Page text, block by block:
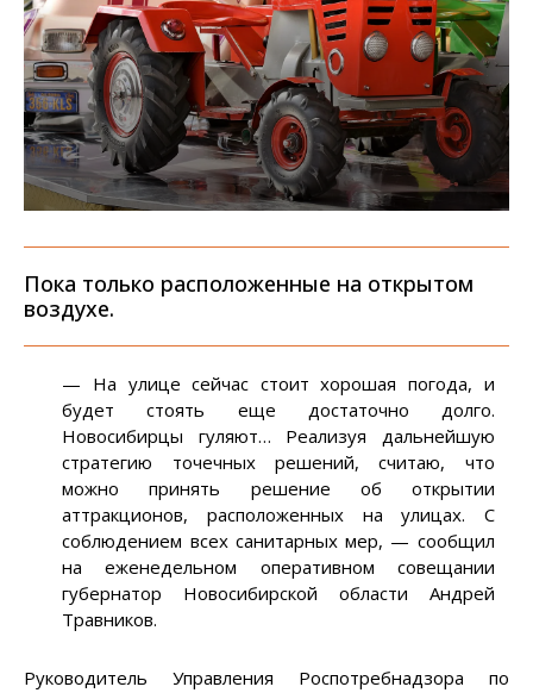
Пока только расположенные на открытом
воздухе.
— На улице сейчас стоит хорошая погода, и
будет стоять еще достаточно долго.
Новосибирцы гуляют… Реализуя дальнейшую
стратегию точечных решений, считаю, что
можно принять решение об открытии
аттракционов, расположенных на улицах. С
соблюдением всех санитарных мер, — сообщил
на еженедельном оперативном совещании
губернатор Новосибирской области Андрей
Травников.
Руководитель Управления Роспотребнадзора по